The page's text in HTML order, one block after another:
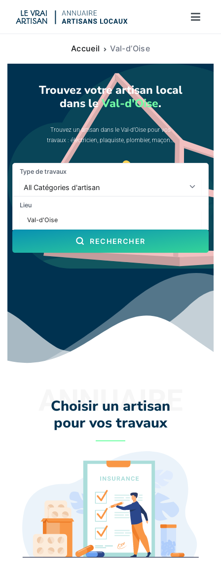
Accueil Val-d’Oise
Trouvez votre artisan local
dans leVal-d'Oise.
Trouvez un artisan dans le Val-d’Oise pour vos
travaux : électricien, plaquiste, plombier, maçon…
Type de travaux
Lieu
RECHERCHER
ANNUAIRE
Choisir un artisan
pour vos travaux